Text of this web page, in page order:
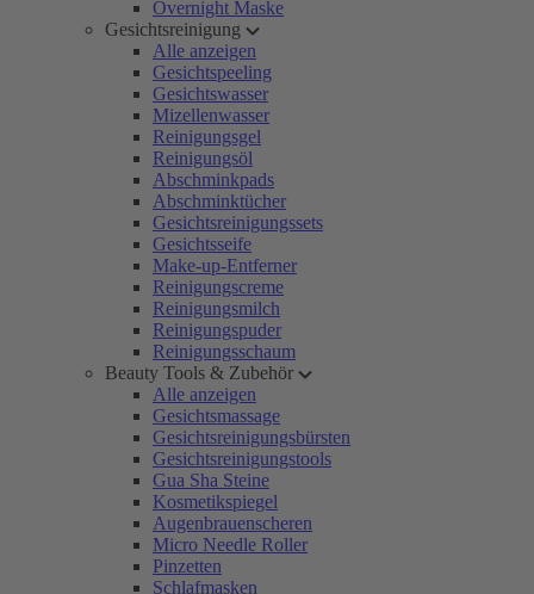
Overnight Maske
Gesichtsreinigung
Alle anzeigen
Gesichtspeeling
Gesichtswasser
Mizellenwasser
Reinigungsgel
Reinigungsöl
Abschminkpads
Abschminktücher
Gesichtsreinigungssets
Gesichtsseife
Make-up-Entferner
Reinigungscreme
Reinigungsmilch
Reinigungspuder
Reinigungsschaum
Beauty Tools & Zubehör
Alle anzeigen
Gesichtsmassage
Gesichtsreinigungsbürsten
Gesichtsreinigungstools
Gua Sha Steine
Kosmetikspiegel
Augenbrauenscheren
Micro Needle Roller
Pinzetten
Schlafmasken